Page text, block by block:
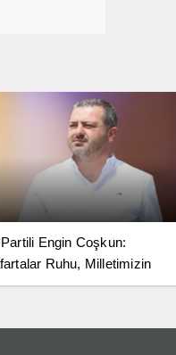
Engin Coşkun:
Ruhu, Milletimizin
Bağımsızlık Kararlılığının